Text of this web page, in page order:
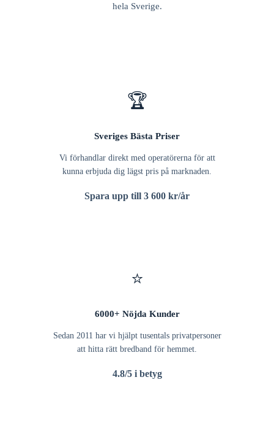
hela Sverige.
🏆
Sveriges Bästa Priser
Vi förhandlar direkt med operatörerna för att
kunna erbjuda dig lägst pris på marknaden.
Spara upp till 3 600 kr/år
⭐
6000+ Nöjda Kunder
Sedan 2011 har vi hjälpt tusentals privatpersoner
att hitta rätt bredband för hemmet.
4.8/5 i betyg